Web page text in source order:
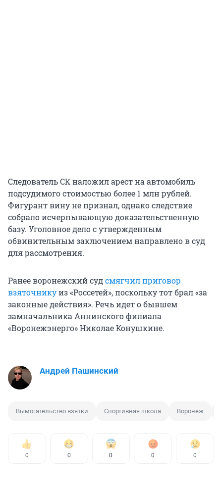
Следователь СК наложил арест на автомобиль
подсудимого стоимостью более 1 млн рублей.
Фигурант вину не признал, однако следствие
собрало исчерпывающую доказательственную
базу. Уголовное дело с утвержденным
обвинительным заключением направлено в суд
для рассмотрения.
Ранее воронежский судсмягчил приговор
взяточникуиз «Россетей», поскольку тот брал «за
законные действия». Речь идет о бывшем
замначальника Аннинского филиала
«Воронежэнерго» Николае Конушкине.
Андрей Пашинский
Вымогательство взятки Спортивная школа Воронеж
0 0 0 0 0